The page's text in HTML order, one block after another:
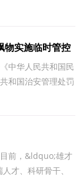
姓
物实施临时管控
中华人民共和国民
和国治安管理处罚
前，&ldquo;雄才
才、科研骨干、